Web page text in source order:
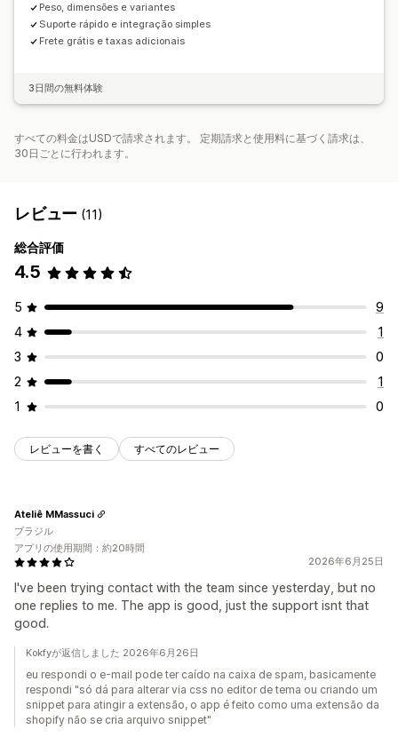
Peso, dimensões e variantes
Suporte rápido e integração simples
Frete grátis e taxas adicionais
3日間の無料体験
すべての料金はUSDで請求されます。 定期請求と使用料に基づく請求は、
30日ごとに行われます。
レビュー (11)
総合評価
4.5
5
9
4
1
3
0
2
1
1
0
レビューを書く すべてのレビュー
2026年6月25日
I've been trying contact with the team since yesterday, but no
one replies to me. The app is good, just the support isnt that
good.
Ateliê MMassuci
ブラジル
アプリの使用期間：約20時間
Kokfyが返信しました 2026年6月26日
eu respondi o e-mail pode ter caído na caixa de spam, basicamente
respondi "só dá para alterar via css no editor de tema ou criando um
snippet para atingir a extensão, o app é feito como uma extensão da
shopify não se cria arquivo snippet"